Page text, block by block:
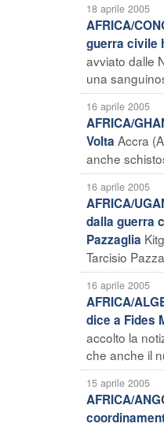
18 aprile 2005
AFRICA/
guerra civile
avviato dalle
una
16 aprile 2005
AFRICA/
Volta Accra
anche
16 aprile 2005
AFRICA/
dalla guerra
Pazzaglia
Tarcisio
16 aprile 2005
AFRICA/
dice a Fides
accolto la
che anche il
15 aprile 2005
AFRICA/